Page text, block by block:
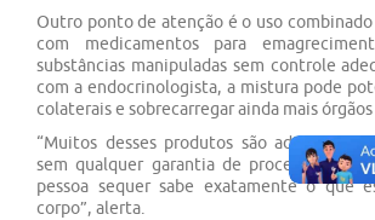
Outro ponto de atenção é o uso
com medicamentos para
substâncias manipuladas sem controle
com a endocrinologista, a mistura pode
colaterais e sobrecarregar ainda mais
“Muitos desses produtos são adquiridos
sem qualquer garantia de procedência.
pessoa sequer sabe exatamente o que
corpo”, alerta.